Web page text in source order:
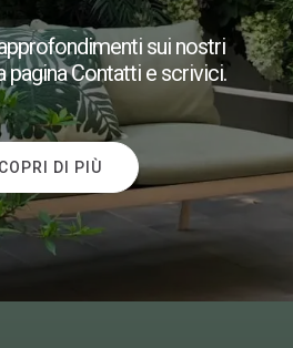
sui nostri
pagina Contatti e scrivici.
DI PIÙ